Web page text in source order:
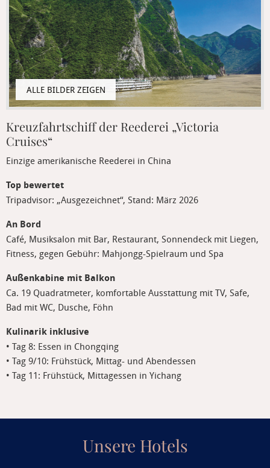
Kreuzfahrtschiff der Reederei „Victoria
Cruises“
Einzige amerikanische Reederei in China
Top bewertet
Tripadvisor: „Ausgezeichnet“, Stand: März 2026
An Bord
Café, Musiksalon mit Bar, Restaurant, Sonnendeck mit Liegen,
Fitness, gegen Gebühr: Mahjongg-Spielraum und Spa
Außenkabine mit Balkon
Ca. 19 Quadratmeter, komfortable Ausstattung mit TV, Safe,
Bad mit WC, Dusche, Föhn
Kulinarik inklusive
• Tag 8: Essen in Chongqing
• Tag 9/10: Frühstück, Mittag- und Abendessen
• Tag 11: Frühstück, Mittagessen in Yichang
Unsere Hotels